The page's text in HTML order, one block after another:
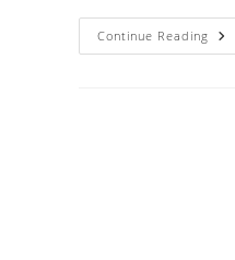
Continue Reading Bp
Act